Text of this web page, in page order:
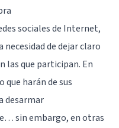
sociales de Internet,
de dejar claro
las que participan. En
que harán de sus
desarmar
sin embargo, en otras